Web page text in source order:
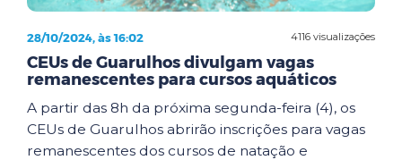
4116 visualizações
28/10/2024, às 16:02
CEUs de Guarulhos divulgam vagas
remanescentes para cursos aquáticos
A partir das 8h da próxima segunda-feira (4), os
CEUs de Guarulhos abrirão inscrições para vagas
remanescentes dos cursos de natação e